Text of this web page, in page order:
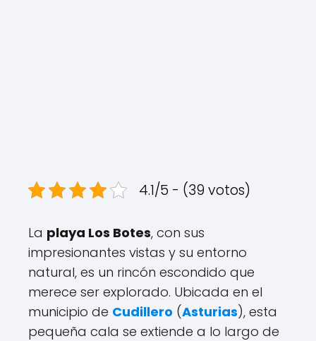
4.1/5 - (39 votos)
La playa Los Botes, con sus
impresionantes vistas y su entorno
natural, es un rincón escondido que
merece ser explorado. Ubicada en el
municipio de Cudillero (Asturias), esta
pequeña cala se extiende a lo largo de